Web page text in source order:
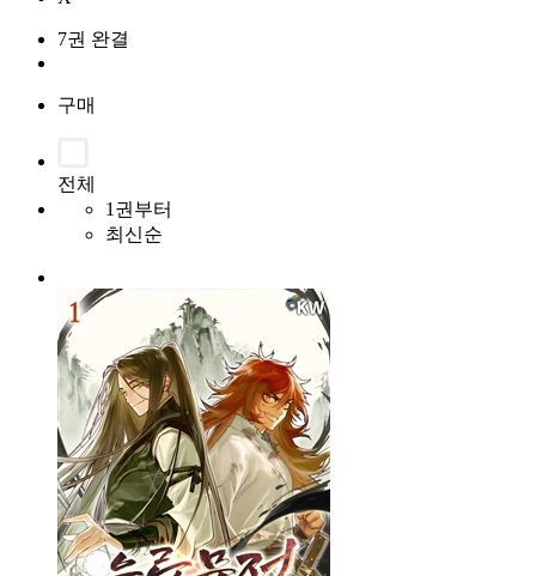
7권 완결
구매
전체
1권부터
최신순